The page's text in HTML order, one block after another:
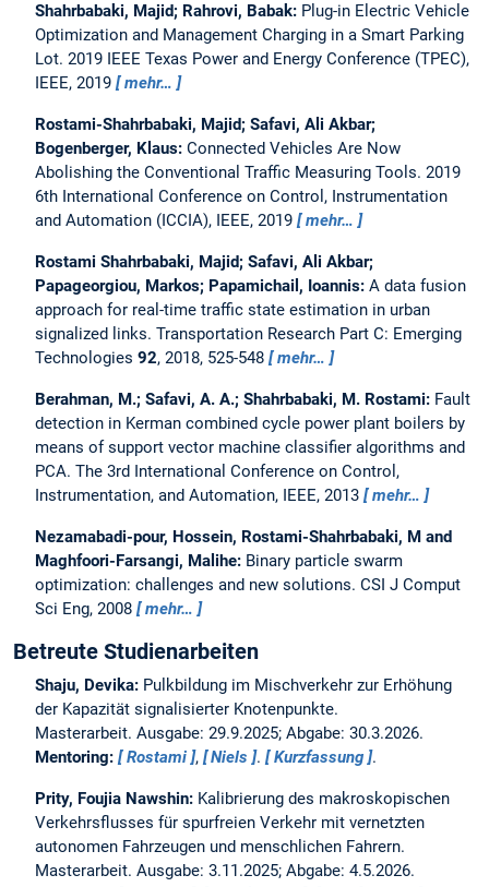
Shahrbabaki, Majid; Rahrovi, Babak: Plug-in Electric Vehicle
Optimization and Management Charging in a Smart Parking
Lot. 2019 IEEE Texas Power and Energy Conference (TPEC),
IEEE, 2019
mehr…
Rostami-Shahrbabaki, Majid; Safavi, Ali Akbar;
Bogenberger, Klaus: Connected Vehicles Are Now
Abolishing the Conventional Traffic Measuring Tools. 2019
6th International Conference on Control, Instrumentation
and Automation (ICCIA), IEEE, 2019
mehr…
Rostami Shahrbabaki, Majid; Safavi, Ali Akbar;
Papageorgiou, Markos; Papamichail, Ioannis: A data fusion
approach for real-time traffic state estimation in urban
signalized links. Transportation Research Part C: Emerging
Technologies 92, 2018, 525-548 mehr…
Berahman, M.; Safavi, A. A.; Shahrbabaki, M. Rostami: Fault
detection in Kerman combined cycle power plant boilers by
means of support vector machine classifier algorithms and
PCA. The 3rd International Conference on Control,
Instrumentation, and Automation, IEEE, 2013
mehr…
Nezamabadi-pour, Hossein, Rostami-Shahrbabaki, M and
Maghfoori-Farsangi, Malihe: Binary particle swarm
optimization: challenges and new solutions. CSI J Comput
Sci Eng, 2008
mehr…
Betreute Studienarbeiten
Shaju, Devika: Pulkbildung im Mischverkehr zur Erhöhung
der Kapazität signalisierter Knotenpunkte.
Masterarbeit. Ausgabe: 29.9.2025; Abgabe: 30.3.2026.
Mentoring:
Rostami , Niels . Kurzfassung .
Prity, Foujia Nawshin: Kalibrierung des makroskopischen
Verkehrsflusses für spurfreien Verkehr mit vernetzten
autonomen Fahrzeugen und menschlichen Fahrern.
Masterarbeit. Ausgabe: 3.11.2025; Abgabe: 4.5.2026.